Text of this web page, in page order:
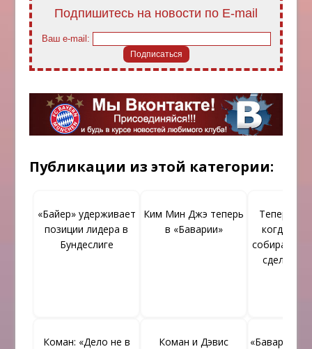
Подпишитесь на новости по E-mail
Ваш e-mail:
Публикации из этой категории:
«Байер» удерживает
позиции лидера в
Бундеслиге
Ким Мин Джэ теперь
в «Баварии»
Теперь
когда
собирается
сделку
Коман: «Дело не в
Коман и Дэвис
«Баварии»